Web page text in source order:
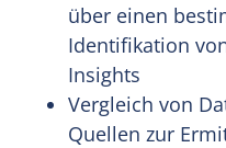
über einen
Identifikation
Insights
Vergleich von
Quellen zur